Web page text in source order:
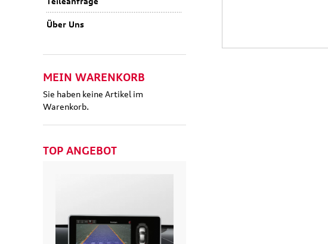
Über Uns
MEIN WARENKORB
Sie haben keine Artikel im
Warenkorb.
TOP ANGEBOT